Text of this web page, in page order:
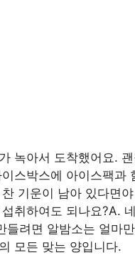
녹아서 도착했어요.
스박스에 아이스팩과
기운이 남아 있다면
취하여도 되나요?A.
들려면 알밤소는 얼마
모든 맞는 양입니다.